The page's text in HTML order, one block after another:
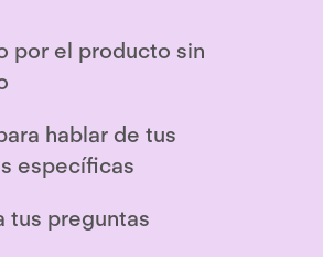
por el producto sin
hablar de tus
específicas
tus preguntas